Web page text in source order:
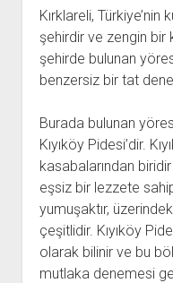
Kırklareli, Türkiye’nin
şehirdir ve zengin bir
şehirde bulunan
benzersiz bir tat
Burada bulunan
Kıyıköy Pidesi’dir.
kasabalarından
eşsiz bir lezzete
yumuşaktır,
çeşitlidir. Kıyıköy
olarak bilinir ve bu
mutlaka denemesi